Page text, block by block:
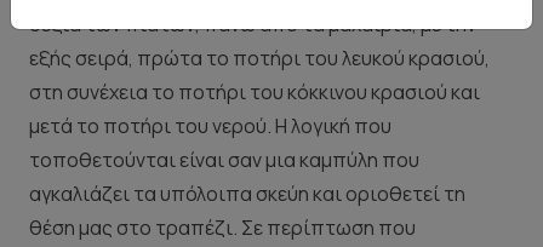
δεξιά των πιάτων, πάνω από τα μαχαίρια, με την
εξής σειρά, πρώτα το ποτήρι του λευκού κρασιού,
στη συνέχεια το ποτήρι του κόκκινου κρασιού και
μετά το ποτήρι του νερού. Η λογική που
τοποθετούνται είναι σαν μια καμπύλη που
αγκαλιάζει τα υπόλοιπα σκεύη και οριοθετεί τη
θέση μας στο τραπέζι. Σε περίπτωση που